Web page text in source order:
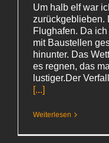
Um halb elf war
zurückgeblieben.
Flughafen. Da
mit Baustellen
hinunter. Das
es regnen, das
lustiger.Der
[...]
Weiterlesen